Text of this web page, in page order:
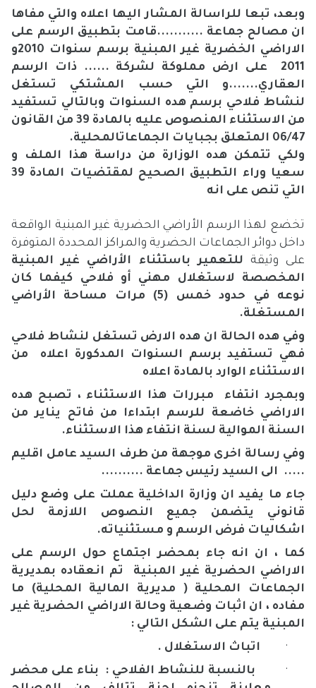
وبعد، تبعا للراسالة المشار اليها اعلاه والتي مفاها
ان مصالح جماعة ...........قامت بتطبيق الرسم على
الاراضي الخضرية غير المبنية برسم سنوات 2010و
2011 على ارض مملوكة لشركة ...... ذات الرسم
العقاري.......و التي حسب المشتكي تستغل
لنشاط فلاحي برسم هده السنوات وبالتالي تستفيد
من الاستثناء المنصوص عليه بالمادة 39 من القانون
06/47 المتعلق بجبايات الجماعاتالمحلية.
ولكي تتمكن هده الوزارة من دراسة هذا الملف و
سعيا وراء التطبيق الصحيح لمقتضيات المادة 39
التي تنص على انه
تخضع لهذا الرسم الأراضي الحضرية غير المبنية الواقعة
داخل دوائر الجماعات الحضرية والمراكز المحددة المتوفرة
على وثيقة للتعمير باستثناء الأراضي غير المبنية
المخصصة لاستغلال مهني أو فلاحي كيفما كان
نوعه في حدود خمس (5) مرات مساحة الأراضي
المستغلة.
وفي هده الحالة ان هده الارض تستغل لنشاط فلاحي
فهي تستفيد برسم السنوات المدكورة اعلاه من
الاستثناء الوارد بالمادة اعلاه
وبمجرد انتفاء مبررات هذا الاستثناء ، تصبح هده
الاراضي خاضعة للرسم ابتداءا من فاتح يناير من
السنة الموالية لسنة انتفاء هذا الاستثناء.
وفي رسالة اخرى موجهة من طرف السيد عامل اقليم
..... الى السيد رئيس جماعة ..........
جاء ما يفيد ان وزارة الداخلية عملت على وضع دليل
قانوني يتضمن جميع النصوص اللازمة لحل
اشكاليات فرض الرسم و مستثنياته.
كما ، ان انه جاء بمحضر اجتماع حول الرسم على
الاراضي الحضرية غير المبنية تم انعقاده بمديرية
الجماعات المحلية ( مديرية المالية المحلية) ما
مفاده ، ان اثبات وضعية وحالة الاراضي الحضرية غير
المبنية يتم على الشكل التالي :
·
اتباث الاستغلال .
·
بالنسبة للنشاط الفلاحي : بناء على محضر